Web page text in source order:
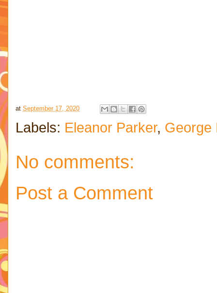
at September 17, 2020
Labels: Eleanor Parker, George
No comments:
Post a Comment